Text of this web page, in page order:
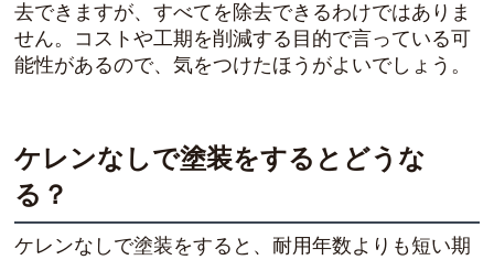
去できますが、すべてを除去できるわけではありま
せん。コストや工期を削減する目的で言っている可
能性があるので、気をつけたほうがよいでしょう。
ケレンなしで塗装をするとどうな
る？
ケレンなしで塗装をすると、耐用年数よりも短い期